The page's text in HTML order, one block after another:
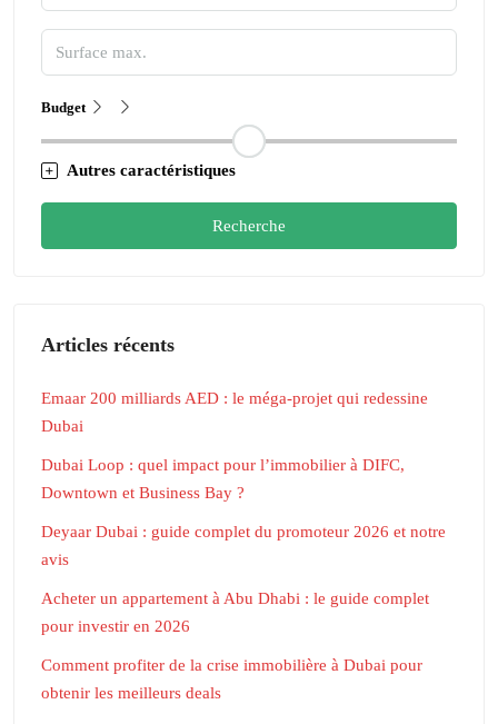
Budget
Autres caractéristiques
Recherche
Articles récents
Emaar 200 milliards AED : le méga-projet qui redessine
Dubai
Dubai Loop : quel impact pour l’immobilier à DIFC,
Downtown et Business Bay ?
Deyaar Dubai : guide complet du promoteur 2026 et notre
avis
Acheter un appartement à Abu Dhabi : le guide complet
pour investir en 2026
Comment profiter de la crise immobilière à Dubai pour
obtenir les meilleurs deals